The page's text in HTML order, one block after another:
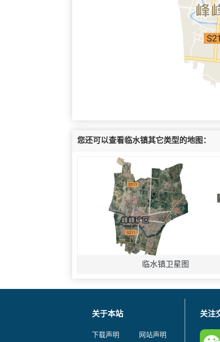
您还可以查看临水镇其它类型的地图：
临水镇卫星图
关于本站
下载声明
网站声明
关注